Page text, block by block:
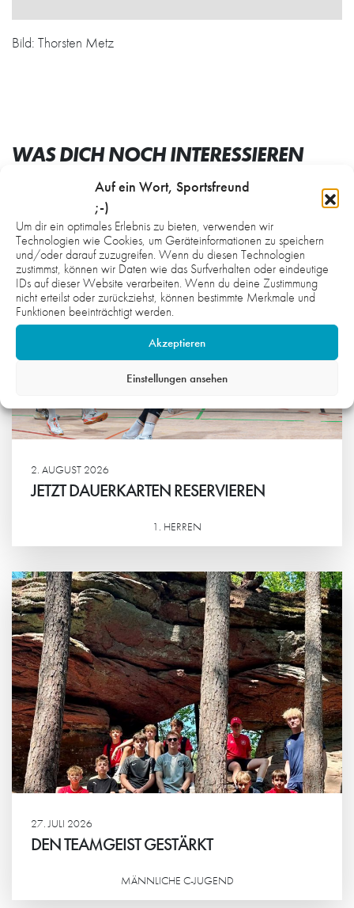
Auf ein Wort, Sportsfreund
;-)
Um dir ein optimales Erlebnis zu bieten, verwenden wir
Technologien wie Cookies, um Geräteinformationen zu speichern
und/oder darauf zuzugreifen. Wenn du diesen Technologien
zustimmst, können wir Daten wie das Surfverhalten oder eindeutige
IDs auf dieser Website verarbeiten. Wenn du deine Zustimmung
nicht erteilst oder zurückziehst, können bestimmte Merkmale und
Funktionen beeinträchtigt werden.
Akzeptieren
Einstellungen ansehen
Bild: Thorsten Metz
WAS DICH NOCH INTERESSIEREN
2. AUGUST 2026
JETZT DAUERKARTEN RESERVIEREN
1. HERREN
27. JULI 2026
DEN TEAMGEIST GESTÄRKT
MÄNNLICHE C-JUGEND